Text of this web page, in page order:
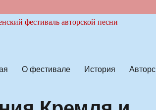
О фестивале История